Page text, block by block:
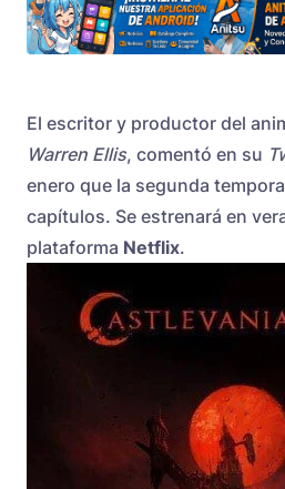
El escritor y productor del
Warren Ellis, comentó en su
enero que la segunda
capítulos. Se estrenará en
plataforma Netflix.